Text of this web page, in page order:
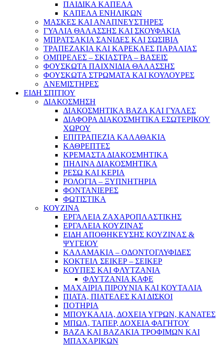
ΠΑΙΔΙΚΑ ΚΑΠΕΛΑ
ΚΑΠΕΛΑ ΕΝΗΛΙΚΩΝ
ΜΑΣΚΕΣ ΚΑΙ ΑΝΑΠΝΕΥΣΤΗΡΕΣ
ΓΥΑΛΙΑ ΘΑΛΑΣΣΗΣ ΚΑΙ ΣΚΟΥΦΑΚΙΑ
ΜΠΡΑΤΣΑΚΙΑ ΣΑΝΙΔΕΣ ΚΑΙ ΣΩΣΙΒΙΑ
ΤΡΑΠΕΖΑΚΙΑ ΚΑΙ ΚΑΡΕΚΛΕΣ ΠΑΡΑΛΙΑΣ
ΟΜΠΡΕΛΕΣ – ΣΚΙΑΣΤΡΑ – ΒΑΣΕΙΣ
ΦΟΥΣΚΩΤΑ ΠΑΙΧΝΙΔΙΑ ΘΑΛΑΣΣΗΣ
ΦΟΥΣΚΩΤΑ ΣΤΡΩΜΑΤΑ ΚΑΙ ΚΟΥΛΟΥΡΕΣ
ΑΝΕΜΙΣΤΗΡΕΣ
ΕΙΔΗ ΣΠΙΤΙΟΥ
ΔΙΑΚΟΣΜΗΣΗ
ΔΙΑΚΟΣΜΗΤΙΚΑ ΒΑΖΑ ΚΑΙ ΓΥΑΛΕΣ
ΔΙΑΦΟΡΑ ΔΙΑΚΟΣΜΗΤΙΚΑ ΕΣΩΤΕΡΙΚΟΥ
ΧΩΡΟΥ
ΕΠΙΤΡΑΠΕΖΙΑ ΚΑΛΑΘΑΚΙΑ
ΚΑΘΡΕΠΤΕΣ
ΚΡΕΜΑΣΤΑ ΔΙΑΚΟΣΜΗΤΙΚΑ
ΠΗΛΙΝΑ ΔΙΑΚΟΣΜΗΤΙΚΑ
ΡΕΣΩ ΚΑΙ ΚΕΡΙΑ
ΡΟΛΟΓΙΑ – ΞΥΠΝΗΤΗΡΙΑ
ΦΟΝΤΑΝΙΕΡΕΣ
ΦΩΤΙΣΤΙΚΑ
ΚΟΥΖΙΝΑ
ΕΡΓΑΛΕΙΑ ΖΑΧΑΡΟΠΛΑΣΤΙΚΗΣ
ΕΡΓΑΛΕΙΑ ΚΟΥΖΙΝΑΣ
ΕΙΔΗ ΑΠΟΘΗΚΕΥΣΗΣ ΚΟΥΖΙΝΑΣ &
ΨΥΓΕΙΟΥ
ΚΑΛΑΜΑΚΙΑ – ΟΔΟΝΤΟΓΛΥΦΙΔΕΣ
ΚΟΚΤΕΙΛ ΣΕΙΚΕΡ – ΣΕΙΚΕΡ
ΚΟΥΠΕΣ ΚΑΙ ΦΛΥΤΖΑΝΙΑ
ΦΛΥΤΖΑΝΙΑ ΚΑΦΕ
ΜΑΧΑΙΡΙΑ ΠΙΡΟΥΝΙΑ ΚΑΙ ΚΟΥΤΑΛΙΑ
ΠΙΑΤΑ, ΠΙΑΤΕΛΕΣ ΚΑΙ ΔΙΣΚΟΙ
ΠΟΤΗΡΙΑ
ΜΠΟΥΚΑΛΙΑ, ΔΟΧΕΙΑ ΥΓΡΩΝ, ΚΑΝΑΤΕΣ
ΜΠΩΛ, ΤΑΠΕΡ, ΔΟΧΕΙΑ ΦΑΓΗΤΟΥ
ΒΑΖΑ ΚΑΙ ΒΑΖΑΚΙΑ ΤΡΟΦΙΜΩΝ ΚΑΙ
ΜΠΑΧΑΡΙΚΩΝ